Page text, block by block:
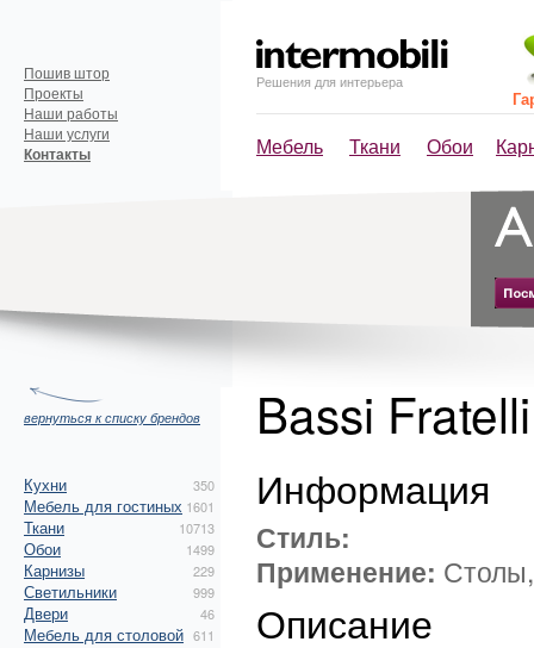
Решения для интерьера
Мебель Ткани Обои
Пошив штор
Проекты
Наши работы
Наши услуги
Контакты
вернуться к списку брендов
Кухни 350
Мебель для гостиных 1601
Ткани 10713
Обои 1499
Карнизы 229
Светильники 999
Двери 46
Мебель для столовой 611
Bassi
Информация
Стиль:
Применение:
Описание